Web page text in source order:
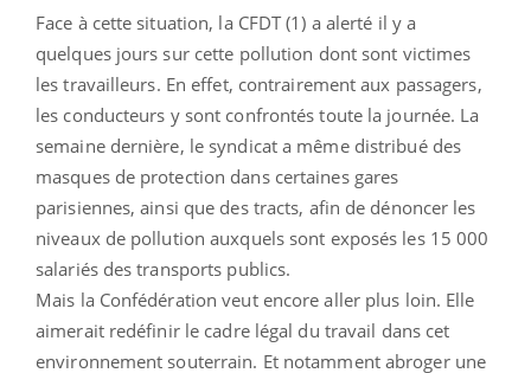
Face à cette situation, la CFDT (1) a alerté il y a
quelques jours sur cette pollution dont sont victimes
les travailleurs. En effet, contrairement aux passagers,
les conducteurs y sont confrontés toute la journée. La
semaine dernière, le syndicat a même distribué des
masques de protection dans certaines gares
parisiennes, ainsi que des tracts, afin de dénoncer les
niveaux de pollution auxquels sont exposés les 15 000
salariés des transports publics.
Mais la Confédération veut encore aller plus loin. Elle
aimerait redéfinir le cadre légal du travail dans cet
environnement souterrain. Et notamment abroger une